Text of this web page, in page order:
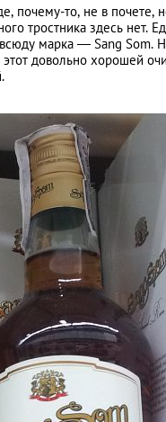
почему-то, не в почете,
тростника здесь нет.
марка — Sang Som.
довольно хорошей